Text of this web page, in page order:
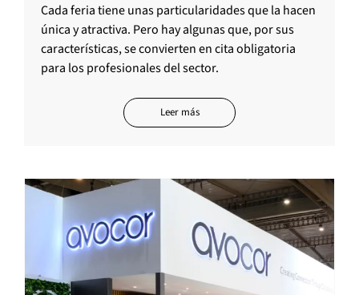
Cada feria tiene unas particularidades que la hacen
única y atractiva. Pero hay algunas que, por sus
características, se convierten en cita obligatoria
para los profesionales del sector.
Leer más